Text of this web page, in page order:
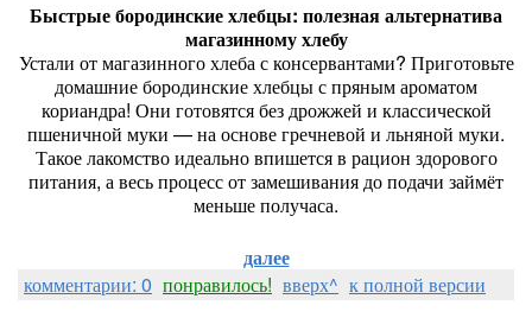
Быстрыебородинскиехлебцы: полезнаяальтернатива
магазинномухлебу
Устали отмагазинногохлебасконсервантами? Приготовьте
домашниебородинскиехлебцыспрянымароматом
кориандра! Они готовятсябездрожжей и классической
пшеничной муки — наосновегречневой и льняной муки.
Такоелакомствоидеальновпишетсяв рацион здорового
питания, авесьпроцессотзамешиваниядоподачи займёт
меньшеполучаса.
далее
комментарии: 0 понравилось! вверх^ к полной версии